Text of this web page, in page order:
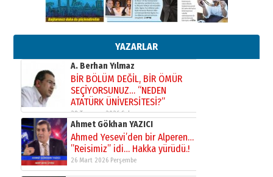
YAZARLAR
17 Şubat 2026 SalıOrhan BOZKURT
Bir fotoğraf, bir şehir, bir
gazeteci… Dizginler kimin
A. Berhan Yılmaz
BİR BÖLÜM DEĞİL, BİR ÖMÜR
SEÇİYORSUNUZ… “NEDEN
ATATÜRK ÜNİVERSİTESİ?”
28 Temmuz 2026 Salı
Ahmet Gökhan YAZICI
Ahmed Yesevi’den bir Alperen…
”Reisimiz” idi… Hakka yürüdü.!
26 Mart 2026 Perşembe